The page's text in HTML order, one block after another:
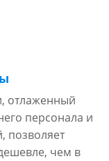
отлаженный
персонала и
позволяет
чем в